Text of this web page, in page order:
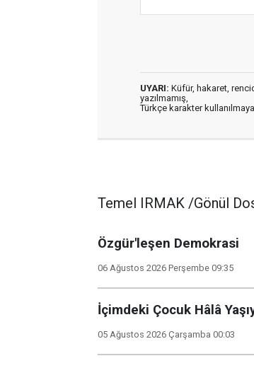
UYARI: Küfür, hakaret,
yazılmamış,
Türkçe karakter
Temel IRMAK /Gönül
Özgür'leşen Demokrasi
06 Ağustos 2026 Perşembe 09:35
İçimdeki Çocuk Hâlâ
05 Ağustos 2026 Çarşamba 00:03